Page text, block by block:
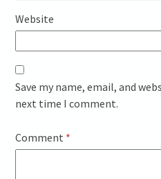
Website
Save my name, email, and
next time I comment.
Comment *